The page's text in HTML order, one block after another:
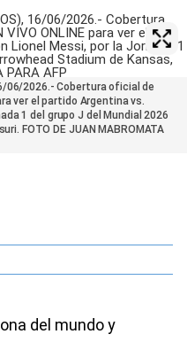
06/2026.- Cobertura oficial de
ver el partido Argentina vs.
1 del grupo J del Mundial 2026
FOTO DE JUAN MABROMATA
del mundo y